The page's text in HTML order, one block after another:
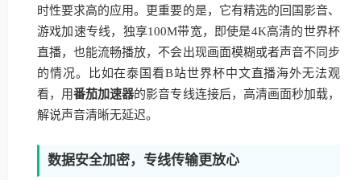
时性要求高的应用。更重要的是，它有精选的回国影音、
游戏加速专线，独享100M带宽，即使是4K高清的世界杯
直播，也能流畅播放，不会出现画面模糊或者声音不同步
的情况。比如在泰国看B站世界杯中文直播海外无法观
看，用番茄加速器的影音专线连接后，高清画面秒加载，
解说声音清晰无延迟。
数据安全加密，专线传输更放心